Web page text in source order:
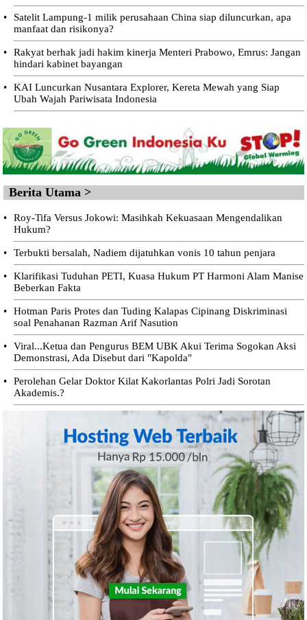
•
Satelit Lampung-1 milik perusahaan China siap diluncurkan, apa
manfaat dan risikonya?
•
Rakyat berhak jadi hakim kinerja Menteri Prabowo, Emrus: Jangan
hindari kabinet bayangan
•
KAI Luncurkan Nusantara Explorer, Kereta Mewah yang Siap
Ubah Wajah Pariwisata Indonesia
Berita Utama >
•
Roy-Tifa Versus Jokowi: Masihkah Kekuasaan Mengendalikan
Hukum?
• Terbukti bersalah, Nadiem dijatuhkan vonis 10 tahun penjara
•
Klarifikasi Tuduhan PETI, Kuasa Hukum PT Harmoni Alam Manise
Beberkan Fakta
•
Hotman Paris Protes dan Tuding Kalapas Cipinang Diskriminasi
soal Penahanan Razman Arif Nasution
•
Viral...Ketua dan Pengurus BEM UBK Akui Terima Sogokan Aksi
Demonstrasi, Ada Disebut dari "Kapolda"
•
Perolehan Gelar Doktor Kilat Kakorlantas Polri Jadi Sorotan
Akademis.?